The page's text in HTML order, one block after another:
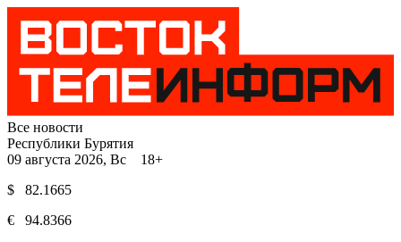
Все новости
Республики Бурятия
09 августа 2026, Вс 18+
$ 82.1665
€ 94.8366